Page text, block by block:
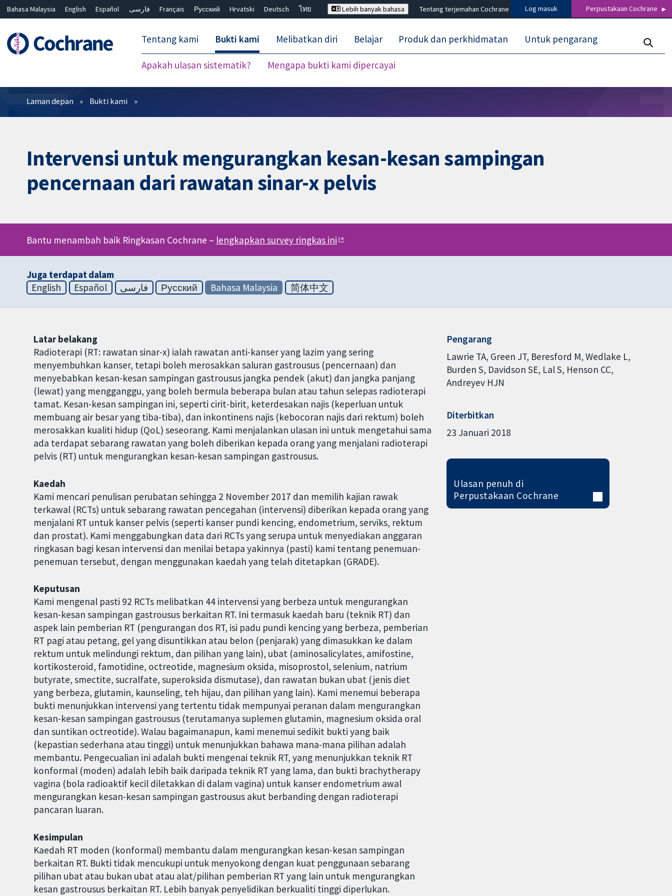
Bahasa Malaysia English Español فارسی Français Русский Hrvatski Deutsch
ไทย
Lebih banyak bahasa Tentang terjemahan Cochrane Log masuk Perpustakaan Cochrane
Tentang kami Bukti kami
Apakah ulasan sistematik? Mengapa bukti kami dipercayai
Melibatkan diri Belajar Produk dan perkhidmatan Untuk pengarang
Penapis
Laman depan Bukti kami
Intervensi untuk mengurangkan kesan-kesan sampingan
pencernaan dari rawatan sinar-x pelvis
Bantu menambah baik Ringkasan Cochrane – lengkapkan survey ringkas ini
Juga terdapat dalam
English
Español فارسی Русский Bahasa Malaysia 简体中文
Latar belakang
Radioterapi (RT: rawatan sinar-x) ialah rawatan anti-kanser yang lazim yang sering
menyembuhkan kanser, tetapi boleh merosakkan saluran gastrousus (pencernaan) dan
menyebabkan kesan-kesan sampingan gastrousus jangka pendek (akut) dan jangka panjang
(lewat) yang mengganggu, yang boleh bermula beberapa bulan atau tahun selepas radioterapi
tamat. Kesan-kesan sampingan ini, seperti cirit-birit, keterdesakan najis (keperluan untuk
membuang air besar yang tiba-tiba), dan inkontinens najis (kebocoran najis dari rektum) boleh
merosakkan kualiti hidup (QoL) seseorang. Kami menjalankan ulasan ini untuk mengetahui sama
ada terdapat sebarang rawatan yang boleh diberikan kepada orang yang menjalani radioterapi
pelvis (RT) untuk mengurangkan kesan-kesan sampingan gastrousus.
Kaedah
Kami mencari penulisan perubatan sehingga 2 November 2017 dan memilih kajian rawak
terkawal (RCTs) untuk sebarang rawatan pencegahan (intervensi) diberikan kepada orang yang
menjalani RT untuk kanser pelvis (seperti kanser pundi kencing, endometrium, serviks, rektum
dan prostat). Kami menggabungkan data dari RCTs yang serupa untuk menyediakan anggaran
ringkasan bagi kesan intervensi dan menilai betapa yakinnya (pasti) kami tentang penemuan-
penemuan tersebut, dengan menggunakan kaedah yang telah ditetapkan (GRADE).
Keputusan
Kami mengenal pasti 92 RCTs melibatkan 44 intervensi yang berbeza untuk mengurangkan
kesan-kesan sampingan gastrousus berkaitan RT. Ini termasuk kaedah baru (teknik RT) dan
aspek lain pemberian RT (pengurangan dos RT, isi padu pundi kencing yang berbeza, pemberian
RT pagi atau petang, gel yang disuntikkan atau belon (penjarak) yang dimasukkan ke dalam
rektum untuk melindungi rektum, dan pilihan yang lain), ubat (aminosalicylates, amifostine,
kortikosteroid, famotidine, octreotide, magnesium oksida, misoprostol, selenium, natrium
butyrate, smectite, sucralfate, superoksida dismutase), dan rawatan bukan ubat (jenis diet
yang berbeza, glutamin, kaunseling, teh hijau, dan pilihan yang lain). Kami menemui beberapa
bukti menunjukkan intervensi yang tertentu tidak mempunyai peranan dalam mengurangkan
kesan-kesan sampingan gastrousus (terutamanya suplemen glutamin, magnesium oksida oral
dan suntikan octreotide). Walau bagaimanapun, kami menemui sedikit bukti yang baik
(kepastian sederhana atau tinggi) untuk menunjukkan bahawa mana-mana pilihan adalah
membantu. Pengecualian ini adalah bukti mengenai teknik RT, yang menunjukkan teknik RT
konformal (moden) adalah lebih baik daripada teknik RT yang lama, dan bukti brachytherapy
vagina (bola radioaktif kecil diletakkan di dalam vagina) untuk kanser endometrium awal
mengurangkan kesan-kesan sampingan gastrousus akut berbanding dengan radioterapi
pancaran luaran.
Kesimpulan
Kaedah RT moden (konformal) membantu dalam mengurangkan kesan-kesan sampingan
berkaitan RT. Bukti tidak mencukupi untuk menyokong dengan kuat penggunaan sebarang
pilihan ubat atau bukan ubat atau alat/pilihan pemberian RT yang lain untuk mengurangkan
kesan gastrousus berkaitan RT. Lebih banyak penyelidikan berkualiti tinggi diperlukan.
Pengarang
Lawrie TA Green JT Beresford M Wedlake L
Burden S Davidson SE Lal S Henson CC
Andreyev HJN
Diterbitkan
23 Januari 2018
Ulasan penuh di
Perpustakaan Cochrane